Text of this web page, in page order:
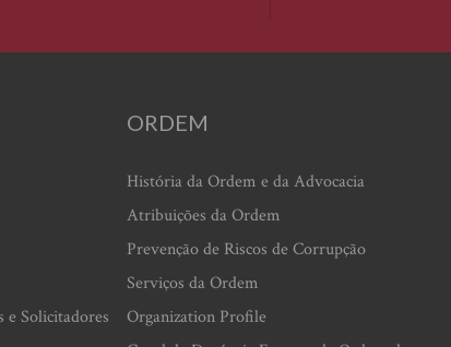
e Solicitadores
ORDEM
História da Ordem e da Advocacia
Atribuições da Ordem
Prevenção de Riscos de Corrupção
Serviços da Ordem
Organization Profile